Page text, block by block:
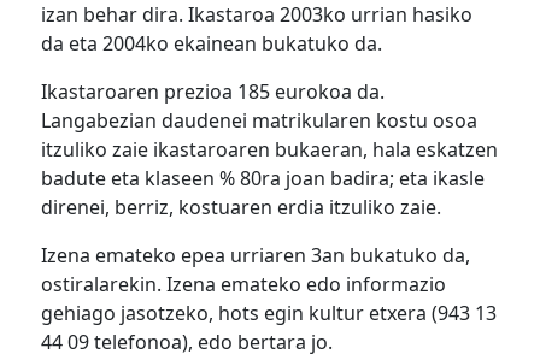
izan behar dira. Ikastaroa 2003ko urrian hasiko
da eta 2004ko ekainean bukatuko da.
Ikastaroaren prezioa 185 eurokoa da.
Langabezian daudenei matrikularen kostu osoa
itzuliko zaie ikastaroaren bukaeran, hala eskatzen
badute eta klaseen % 80ra joan badira; eta ikasle
direnei, berriz, kostuaren erdia itzuliko zaie.
Izena emateko epea urriaren 3an bukatuko da,
ostiralarekin. Izena emateko edo informazio
gehiago jasotzeko, hots egin kultur etxera (943 13
44 09 telefonoa), edo bertara jo.